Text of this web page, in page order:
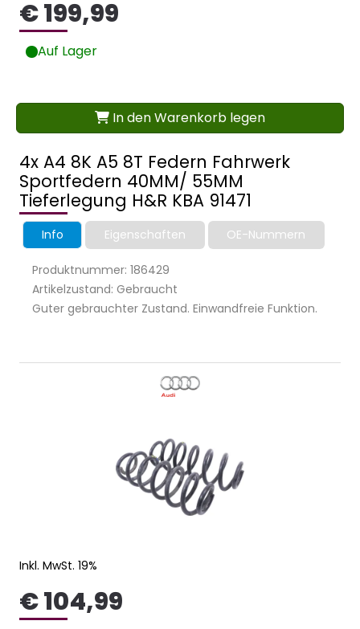
4x A4 8K A5 8T Federn Fahrwerk
Sportfedern 40MM/ 55MM
Tieferlegung H&R KBA 91471
Info Eigenschaften OE-Nummern
Produktnummer: 186429
Artikelzustand: Gebraucht
Guter gebrauchter Zustand. Einwandfreie Funktion.
€ 199,99
Auf Lager
In den Warenkorb legen
Inkl. MwSt. 19%
€ 104,99